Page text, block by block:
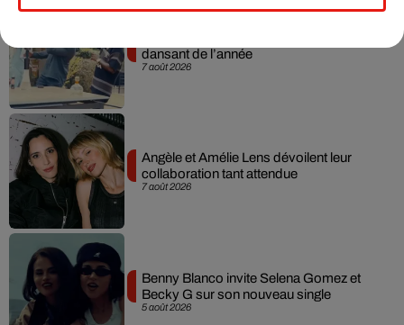
7 août 2026
dansant de l’année
7 août 2026
Angèle et Amélie Lens dévoilent leur
collaboration tant attendue
5 août 2026
Benny Blanco invite Selena Gomez et
Becky G sur son nouveau single